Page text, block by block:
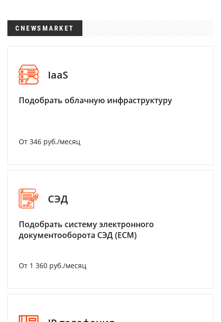
CNEWSMARKET
IaaS
Подобрать облачную инфраструктуру
От 346 руб./месяц
СЭД
Подобрать систему электронного
документооборота СЭД (ECM)
От 1 360 руб./месяц